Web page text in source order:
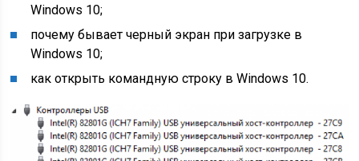
Windows 10;
почему бывает черный экран при загрузке в
Windows 10;
как открыть командную строку в Windows 10.